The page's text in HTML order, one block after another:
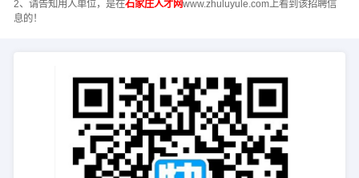
2、请告知用人单位，是在石家庄人才网www.zhuluyule.com上看到该招聘信
息的！